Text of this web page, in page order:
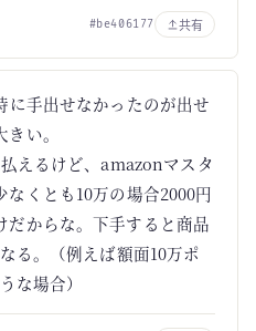
#be406177 共有
に手出せなかったのが出せ
い。
えるけど、amazonマスタ
なくとも10万の場合2000円
だからな。下手すると商品
る。（例えば額面10万ポ
な場合）